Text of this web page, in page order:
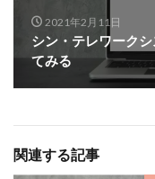
2021年2月11日
シン・テレワーク
てみる
関連する記事